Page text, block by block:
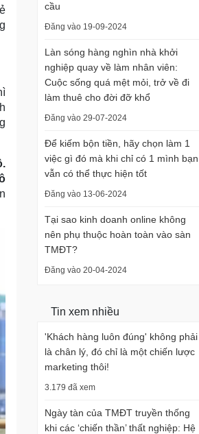
cầu
Đăng vào 19-09-2024
Làn sóng hàng nghìn nhà khởi
nghiệp quay về làm nhân viên:
Cuộc sống quá mệt mỏi, trở về đi
làm thuê cho đời đỡ khổ
Đăng vào 29-07-2024
Để kiếm bộn tiền, hãy chọn làm 1
việc gì đó mà khi chỉ có 1 mình bạn
vẫn có thể thực hiện tốt
Đăng vào 13-06-2024
Tại sao kinh doanh online không
nên phụ thuộc hoàn toàn vào sàn
TMĐT?
Đăng vào 20-04-2024
Tin xem nhiều
'Khách hàng luôn đúng' không phải
là chân lý, đó chỉ là một chiến lược
marketing thôi!
3.179 đã xem
Ngày tàn của TMĐT truyền thống
khi các ‘chiến thần’ thất nghiệp: Hệ